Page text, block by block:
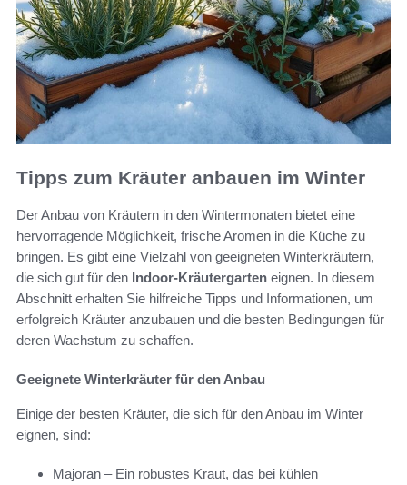
Tipps zum Kräuter anbauen im Winter
Der Anbau von Kräutern in den Wintermonaten bietet eine
hervorragende Möglichkeit, frische Aromen in die Küche zu
bringen. Es gibt eine Vielzahl von geeigneten Winterkräutern,
die sich gut für den Indoor-Kräutergarten eignen. In diesem
Abschnitt erhalten Sie hilfreiche Tipps und Informationen, um
erfolgreich Kräuter anzubauen und die besten Bedingungen für
deren Wachstum zu schaffen.
Geeignete Winterkräuter für den Anbau
Einige der besten Kräuter, die sich für den Anbau im Winter
eignen, sind:
Majoran – Ein robustes Kraut, das bei kühlen